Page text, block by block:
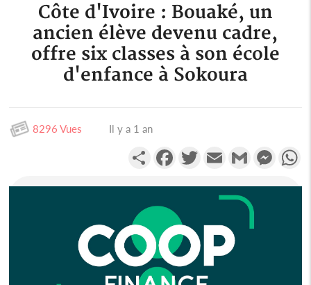
Côte d'Ivoire : Bouaké, un
ancien élève devenu cadre,
offre six classes à son école
d'enfance à Sokoura
8296 Vues Il y a 1 an
PartagerFacebookTwitterEmail Gmail